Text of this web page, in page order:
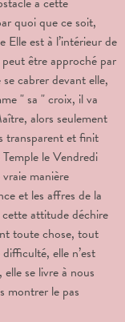
quoi que ce soit,
est à l’intérieur de
être approché par
cabrer devant elle,
" sa " croix, il va
alors seulement
transparent et finit
Temple le Vendredi
manière
et les affres de la
attitude déchire
toute chose, tout
elle n’est
se livre à nous
montrer le pas